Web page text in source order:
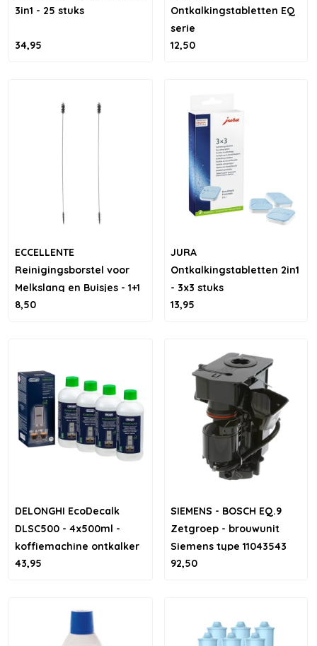
3in1 - 25 stuks
34,95
Ontkalkingstabletten EQ
serie
12,50
ECCELLENTE
Reinigingsborstel voor
Melkslang en Buisjes - 1+1
gratis
8,50
JURA
Ontkalkingstabletten 2in1
- 3x3 stuks
13,95
DELONGHI EcoDecalk
DLSC500 - 4x500ml -
koffiemachine ontkalker
43,95
SIEMENS - BOSCH EQ.9
Zetgroep - brouwunit
Siemens type 11043543
92,50